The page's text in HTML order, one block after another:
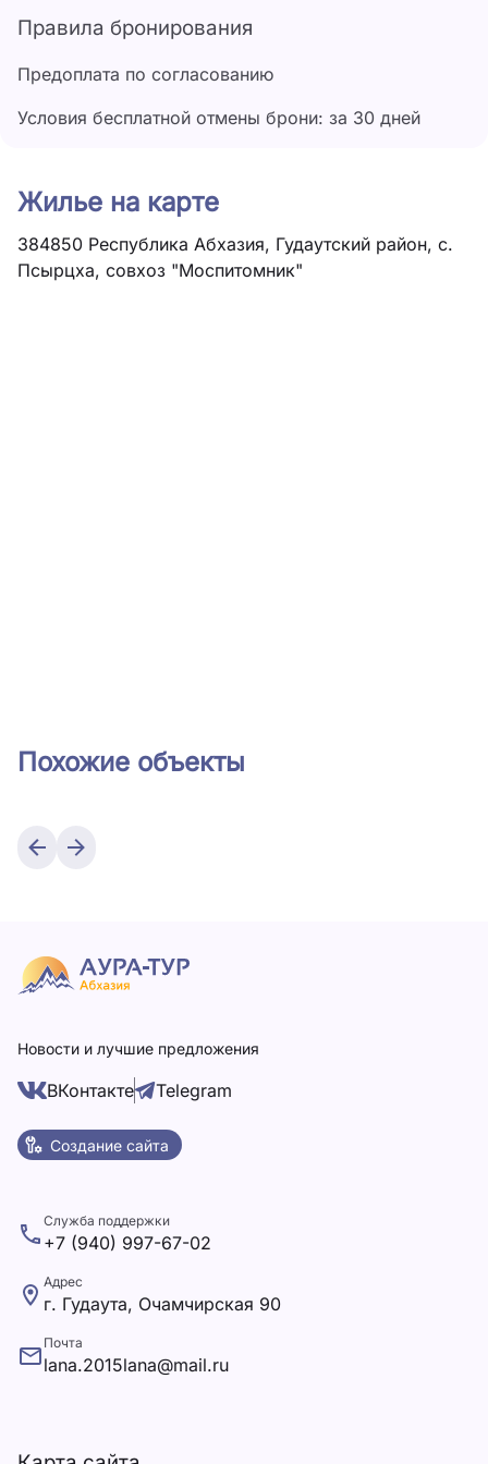
Правила бронирования
Предоплата по согласованию
Условия бесплатной отмены брони: за 30 дней
Жилье на карте
384850 Республика Абхазия, Гудаутский район, с.
Псырцха, совхоз "Моспитомник"
Похожие объекты
Новости и лучшие предложения
ВКонтакте Telegram
Создание сайта
Служба поддержки
+7 (940) 997-67-02
Адрес
г. Гудаута, Очамчирская 90
Почта
lana.2015lana@mail.ru